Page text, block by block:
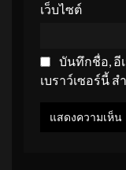
เว็บไซต์
บันทึกชื่อ, อี
เบราว์เซอร์นี้